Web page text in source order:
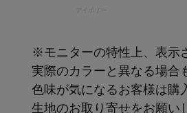
アイボリー
※モニターの特性上、表示
実際のカラーと異なる場合
色味が気になるお客様は購
生地のお取り寄せをお願い